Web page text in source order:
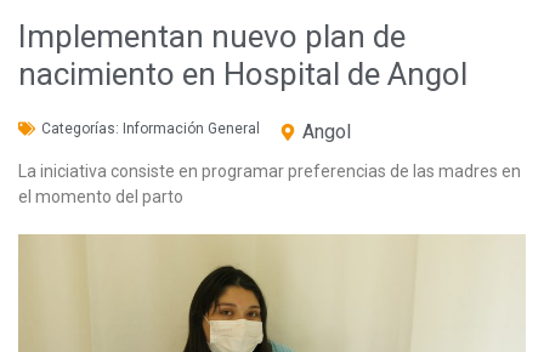
Implementan nuevo plan de
nacimiento en Hospital de Angol
Categorías: Información General Angol
La iniciativa consiste en programar preferencias de las madres en
el momento del parto